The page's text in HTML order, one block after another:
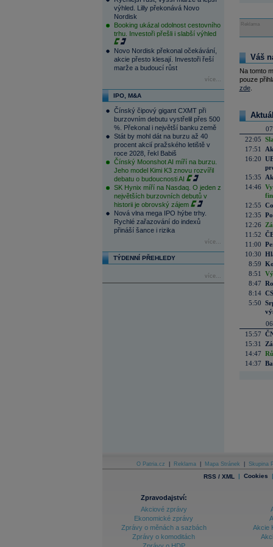
výhled. Lilly překonává Novo
Nordisk
Booking ukázal odolnost cestovního
trhu. Investoři přešli i slabší výhled
Novo Nordisk překonal očekávání,
akcie přesto klesají. Investoři řeší
marže a budoucí růst
více...
IPO, M&A
Čínský čipový gigant CXMT při
burzovním debutu vystřelil přes 500
%. Překonal i největší banku země
Stát by mohl dát na burzu až 40
procent akcií pražského letiště v
roce 2028, řekl Babiš
Čínský Moonshot AI míří na burzu.
Jeho model Kimi K3 znovu rozvířil
debatu o budoucnosti AI
SK Hynix míří na Nasdaq. O jeden z
největších burzovních debutů v
historii je obrovský zájem
Nová vlna mega IPO hýbe trhy.
Rychlé zařazování do indexů
přináší šance i rizika
více...
TÝDENNÍ PŘEHLEDY
více...
Reklama
Váš
Na tomto
pouze
zde.
22:05
17:51
16:20
15:35
14:46
12:55
12:35
12:26
11:52
11:00
10:30
8:59
8:51
8:47
8:14
5:50
15:57
15:31
14:47
14:37
O Patria.cz Reklama Mapa Stránek Skupina
RSS / XML | Cookies |
Zpravodajství:
Akciové zprávy
Ekonomické zprávy
Zprávy o měnách a sazbách
Zprávy o komoditách
Akcie